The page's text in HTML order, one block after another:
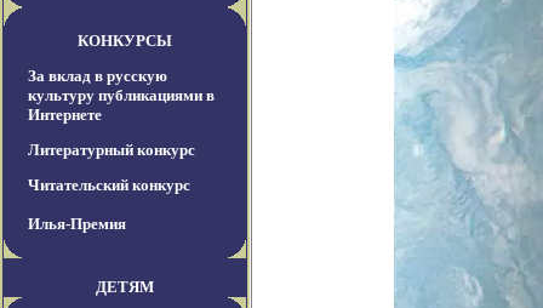
КОНКУРСЫ
За вклад в русскую
культуру публикациями в
Интернете
Литературный конкурс
Читательский конкурс
Илья-Премия
ДЕТЯМ